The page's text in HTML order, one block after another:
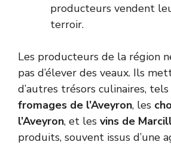
producteurs vendent
terroir.
Les producteurs de la région
pas d’élever des veaux. Ils
d’autres trésors culinaires,
fromages de l’Aveyron, les
l’Aveyron, et les vins de
produits, souvent issus d’une